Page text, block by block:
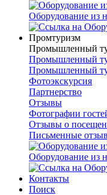
Оборудование из
Промтуризм
Промышленный
Промышленный
Промышленный
Фотоэкскурсия
Партнерство
Отзывы
Фотографии
Отзывы о
Письменные
Оборудование из
Контакты
Поиск